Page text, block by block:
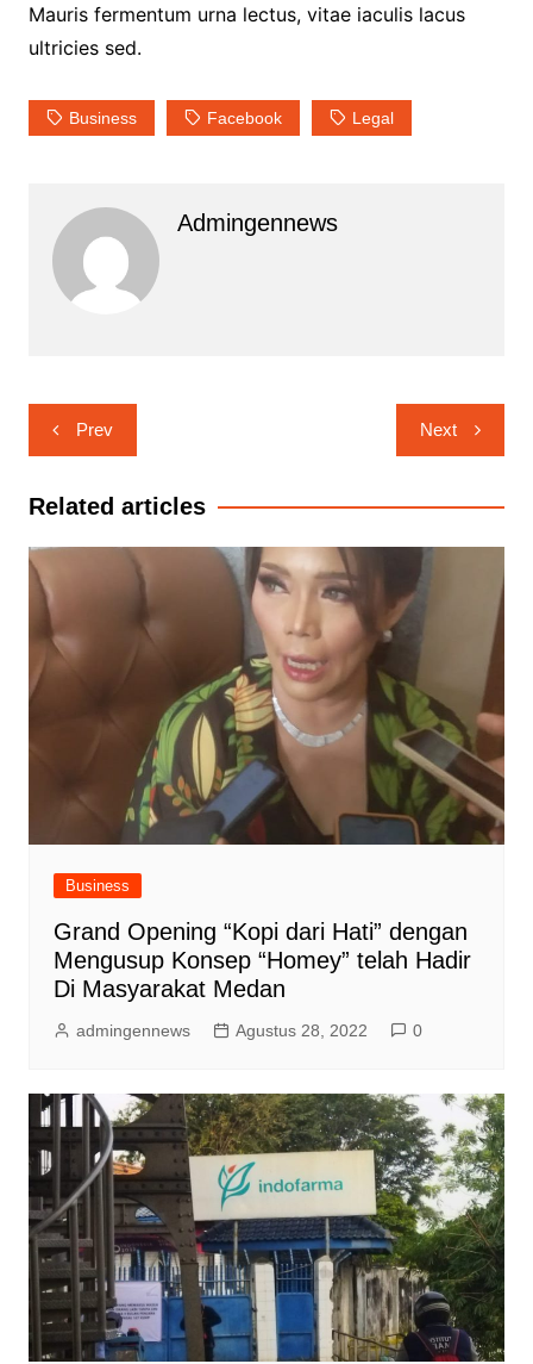
Mauris fermentum urna lectus, vitae iaculis lacus
ultricies sed.
Business Facebook Legal
Admingennews
Navigasi
pos
Prev Next
Related articles
Business
Grand Opening “Kopi dari Hati” dengan
Mengusup Konsep “Homey” telah Hadir
Di Masyarakat Medan
admingennews Agustus 28, 2022 0